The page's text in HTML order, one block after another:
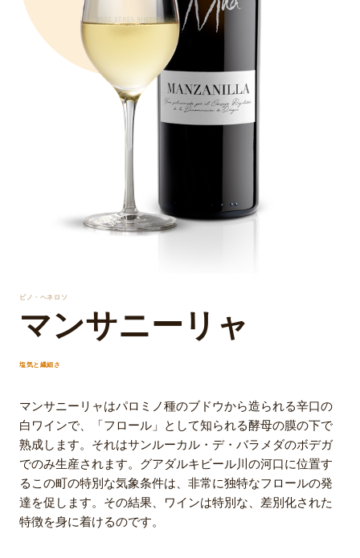
ビノ・ヘネロソ
マンサニーリャ
塩気と繊細さ
マンサニーリャはパロミノ種のブドウから造られる辛口の
白ワインで、「フロール」として知られる酵母の膜の下で
熟成します。それはサンルーカル・デ・バラメダのボデガ
でのみ生産されます。グアダルキビール川の河口に位置す
るこの町の特別な気象条件は、非常に独特なフロールの発
達を促します。その結果、ワインは特別な、差別化された
特徴を身に着けるのです。